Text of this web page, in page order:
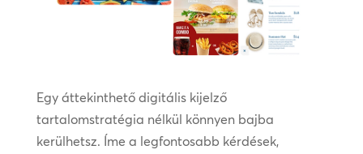
Egy áttekinthető digitális kijelző
tartalomstratégia nélkül könnyen bajba
kerülhetsz. Íme a legfontosabb kérdések,